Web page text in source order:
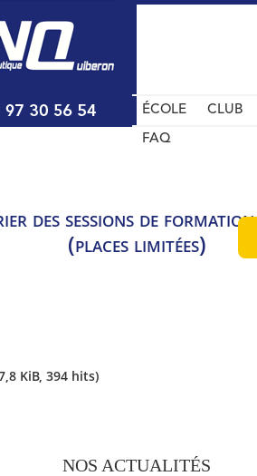
ÉCOLE CLUB
FAQ
des sessions de
(places limitées)
KiB, 394 hits)
NOS ACTUALITÉS